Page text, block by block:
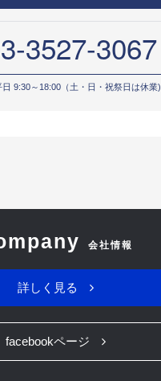
3527-3067
9:30～18:00（土・日・祝祭日は休業)
会社情報
詳しく見る
facebookページ